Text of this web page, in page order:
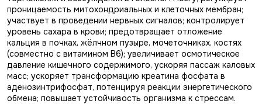
проницаемость митохондриальных и клеточных мембран;
участвует в проведении нервных сигналов; контролирует
уровень сахара в крови; предотвращает отложение
кальция в почках, жёлчном пузыре, мочеточниках, костях
(совместно с витамином В6); увеличивает осмотическое
давление кишечного содержимого, ускоряя пассаж каловых
масс; ускоряет трансформацию креатина фосфата в
аденозинтрифосфат, потенцируя реакции энергетического
обмена; повышает устойчивость организма к стрессам.